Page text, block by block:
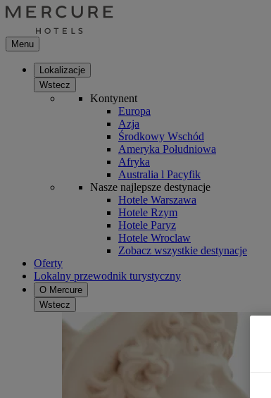
Menu
Lokalizacje
Wstecz
Kontynent
Europa
Azja
Środkowy Wschód
Ameryka Południowa
Afryka
Australia l Pacyfik
Nasze najlepsze destynacje
Hotele Warszawa
Hotele Rzym
Hotele Paryz
Hotele Wroclaw
Zobacz wszystkie destynacje
Oferty
Lokalny przewodnik turystyczny
O Mercure
Wstecz